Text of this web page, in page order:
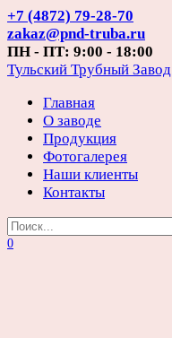
Перейти
к
содержанию
+7 (4872) 79-28-70
zakaz@pnd-truba.ru
ПН - ПТ: 9:00 - 18:00
Тульский Трубный Завод
Главная
О заводе
Продукция
Фотогалерея
Наши клиенты
Контакты
Search
for:
0